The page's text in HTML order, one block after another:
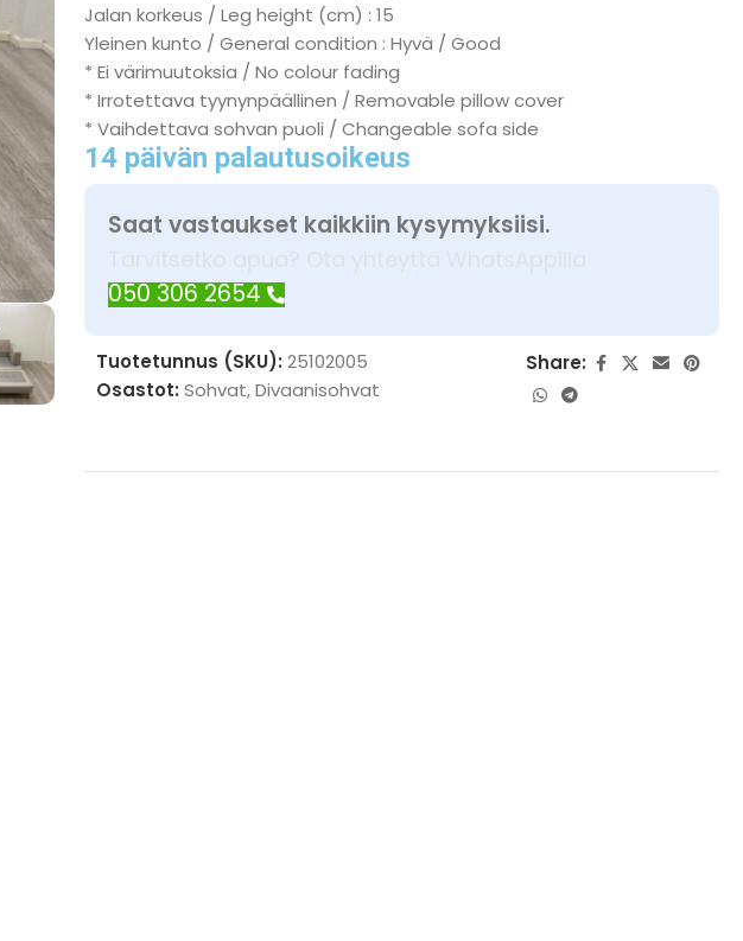
Jalan korkeus / Leg height (cm) : 15
Yleinen kunto / General condition : Hyvä / Good
* Ei värimuutoksia / No colour fading
* Irrotettava tyynynpäällinen / Removable pillow cover
* Vaihdettava sohvan puoli / Changeable sofa side
14 päivän palautusoikeus
Saat vastaukset kaikkiin kysymyksiisi.
Tarvitsetko apua? Ota yhteyttä WhatsAppilla
050 306 2654
Tuotetunnus (SKU):25102005
Osastot: Sohvat,Divaanisohvat
Share: